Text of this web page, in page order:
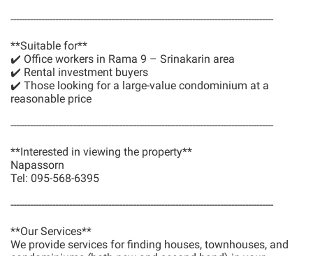
----------------------------------------------------------------------------------------------
**Suitable for**
✔️ Office workers in Rama 9 – Srinakarin area
✔️ Rental investment buyers
✔️ Those looking for a large-value condominium at a
reasonable price
----------------------------------------------------------------------------------------------
**Interested in viewing the property**
Napassorn
Tel: 095-568-6395
----------------------------------------------------------------------------------------------
**Our Services**
We provide services for finding houses, townhouses, and